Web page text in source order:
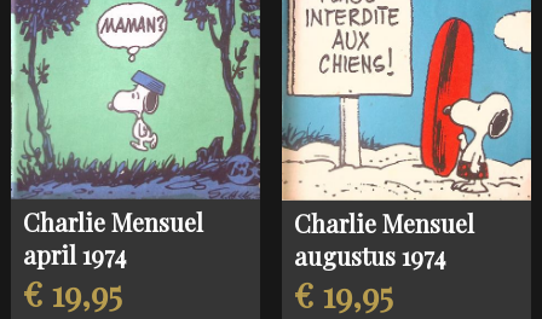
Charlie Mensuel
april 1974
€ 19,95
Charlie Mensuel
augustus 1974
€ 19,95